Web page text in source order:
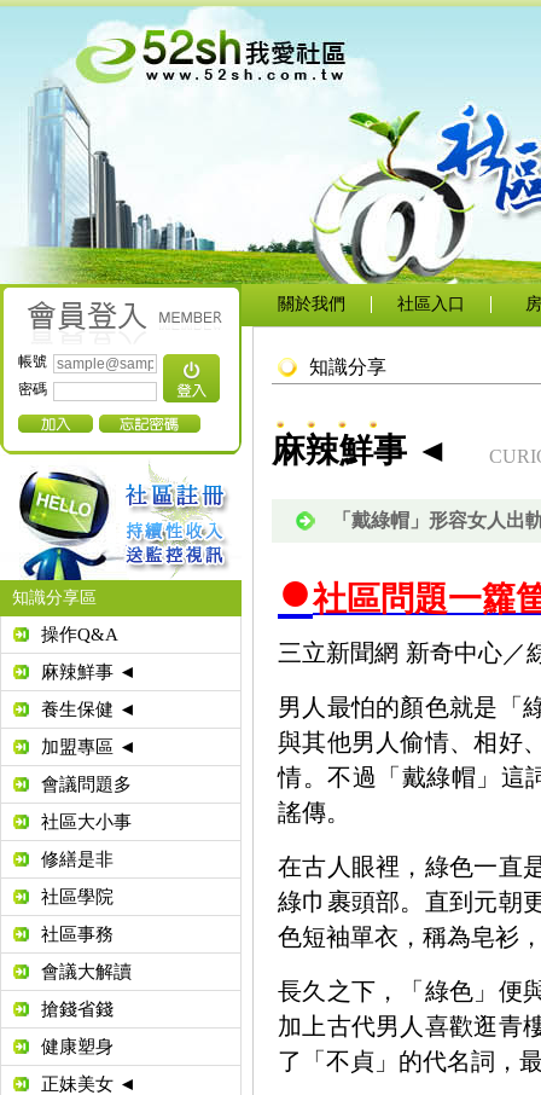
帳號
密碼
知識分享區
操作Q&A
麻辣鮮事 ◄
養生保健 ◄
加盟專區 ◄
會議問題多
社區大小事
修繕是非
社區學院
社區事務
會議大解讀
搶錢省錢
健康塑身
正妹美女 ◄
關於我們 社區入口
知識分享
麻辣鮮事 ◄
「戴綠帽」形容女人出
●社區問題一籮
三立新聞網 新奇中心／
男人最怕的顏色就是「
與其他男人偷情、相好
情。不過「戴綠帽」這
謠傳。
在古人眼裡，綠色一直
綠巾裹頭部。直到元朝
色短袖單衣，稱為皂衫
長久之下，「綠色」便
加上古代男人喜歡逛青
了「不貞」的代名詞，